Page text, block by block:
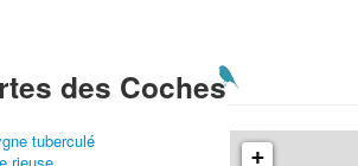
des Coches
tuberculé
+